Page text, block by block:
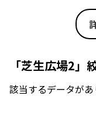
「芝生広場2」
該当するデータがあ